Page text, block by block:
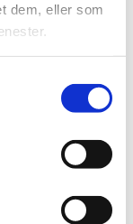
dem, eller som